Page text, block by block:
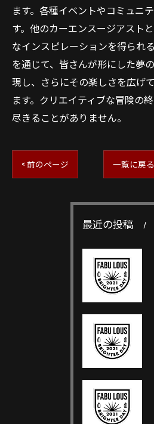
ます。各種イベントやコミュニ
す。他のカーエンスージアスト
なインスピレーションを得られ
を通じて、皆さんが形にした夢
現し、さらにその楽しさを広げ
ます。クリエイティブな冒険の
尽きることがありません。
< 前のページ 一覧に戻る
最近の投稿